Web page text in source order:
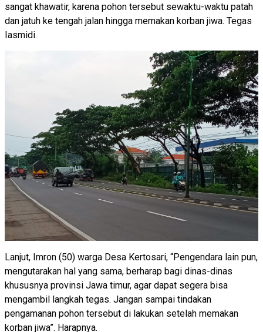
sangat khawatir, karena pohon tersebut sewaktu-waktu patah
dan jatuh ke tengah jalan hingga memakan korban jiwa. Tegas
Iasmidi.
Lanjut, Imron (50) warga Desa Kertosari, “Pengendara lain pun,
mengutarakan hal yang sama, berharap bagi dinas-dinas
khususnya provinsi Jawa timur, agar dapat segera bisa
mengambil langkah tegas. Jangan sampai tindakan
pengamanan pohon tersebut di lakukan setelah memakan
korban jiwa”. Harapnya.